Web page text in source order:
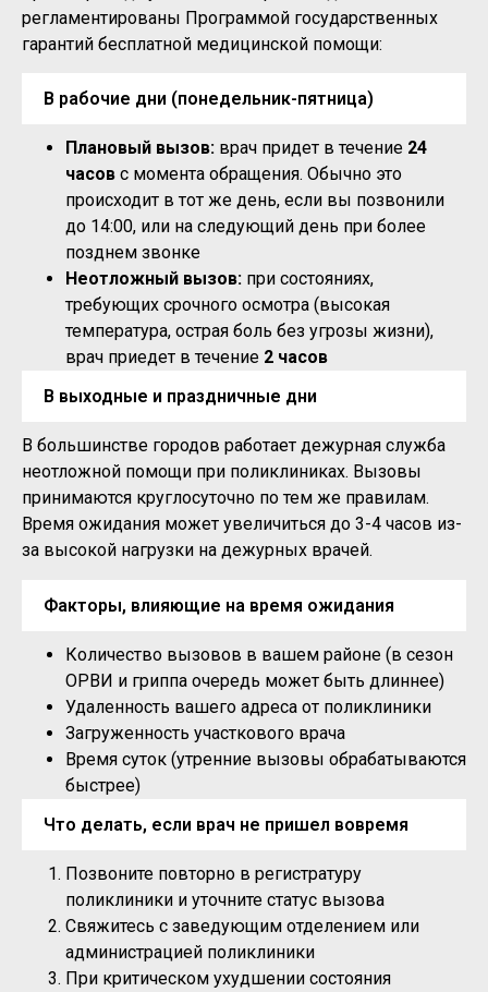
регламентированы Программой государственных
гарантий бесплатной медицинской помощи:
В рабочие дни (понедельник-пятница)
Плановый вызов: врач придет в течение 24
часов с момента обращения. Обычно это
происходит в тот же день, если вы позвонили
до 14:00, или на следующий день при более
позднем звонке
Неотложный вызов: при состояниях,
требующих срочного осмотра (высокая
температура, острая боль без угрозы жизни),
врач приедет в течение 2 часов
В выходные и праздничные дни
В большинстве городов работает дежурная служба
неотложной помощи при поликлиниках. Вызовы
принимаются круглосуточно по тем же правилам.
Время ожидания может увеличиться до 3-4 часов из-
за высокой нагрузки на дежурных врачей.
Факторы, влияющие на время ожидания
Количество вызовов в вашем районе (в сезон
ОРВИ и гриппа очередь может быть длиннее)
Удаленность вашего адреса от поликлиники
Загруженность участкового врача
Время суток (утренние вызовы обрабатываются
быстрее)
Что делать, если врач не пришел вовремя
Позвоните повторно в регистратуру
поликлиники и уточните статус вызова
Свяжитесь с заведующим отделением или
администрацией поликлиники
При критическом ухудшении состояния